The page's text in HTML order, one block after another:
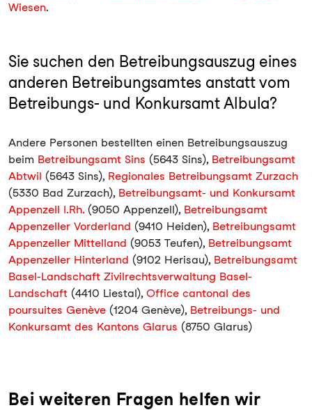
Wiesen.
Sie suchen den Betreibungsauszug eines
anderen Betreibungsamtes anstatt vom
Betreibungs- und Konkursamt Albula?
Andere Personen bestellten einen Betreibungsauszug
beim Betreibungsamt Sins (5643 Sins), Betreibungsamt
Abtwil (5643 Sins), Regionales Betreibungsamt Zurzach
(5330 Bad Zurzach), Betreibungsamt- und Konkursamt
Appenzell I.Rh. (9050 Appenzell), Betreibungsamt
Appenzeller Vorderland (9410 Heiden), Betreibungsamt
Appenzeller Mittelland (9053 Teufen), Betreibungsamt
Appenzeller Hinterland (9102 Herisau), Betreibungsamt
Basel-Landschaft Zivilrechtsverwaltung Basel-
Landschaft (4410 Liestal), Office cantonal des
poursuites Genève (1204 Genève), Betreibungs- und
Konkursamt des Kantons Glarus (8750 Glarus)
Bei weiteren Fragen helfen wir